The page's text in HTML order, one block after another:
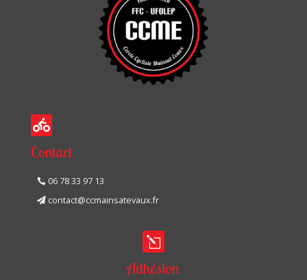

Contact
06 78 33 97 13
contact@ccmainsatevaux.fr
l
Adhésion